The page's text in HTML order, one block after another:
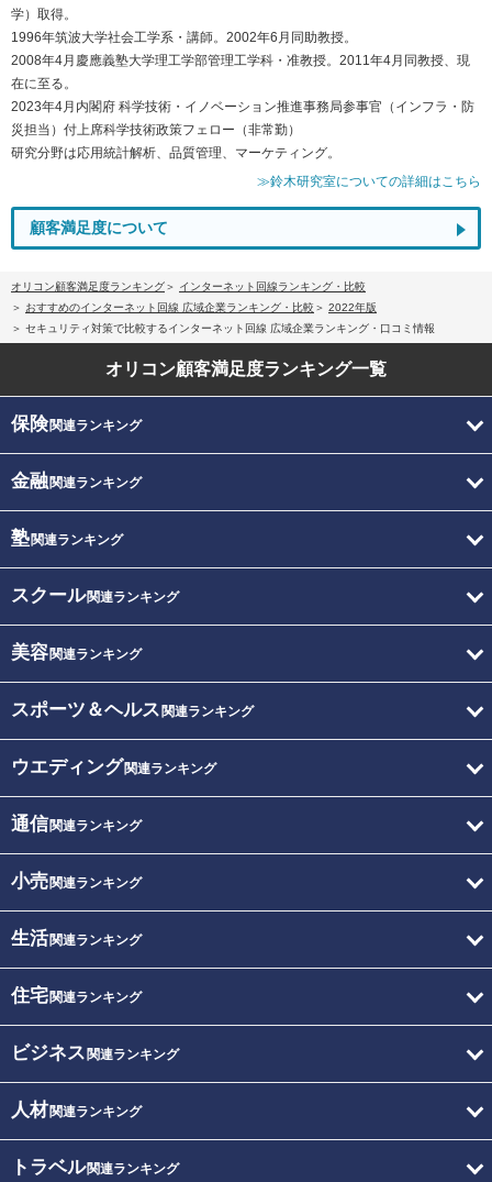
学）取得。
1996年筑波大学社会工学系・講師。2002年6月同助教授。
2008年4月慶應義塾大学理工学部管理工学科・准教授。2011年4月同教授、現
在に至る。
2023年4月内閣府 科学技術・イノベーション推進事務局参事官（インフラ・防
災担当）付上席科学技術政策フェロー（非常勤）
研究分野は応用統計解析、品質管理、マーケティング。
≫鈴木研究室についての詳細はこちら
顧客満足度について
オリコン顧客満足度ランキング
インターネット回線ランキング・比較
おすすめのインターネット回線 広域企業ランキング・比較
2022年版
セキュリティ対策で比較するインターネット回線 広域企業ランキング・口コミ情報
オリコン顧客満足度ランキング一覧
保険関連ランキング
金融関連ランキング
塾関連ランキング
スクール関連ランキング
美容関連ランキング
スポーツ＆ヘルス 関連ランキング
ウエディング関連ランキング
通信関連ランキング
小売関連ランキング
生活関連ランキング
住宅関連ランキング
ビジネス 関連ランキング
人材関連ランキング
トラベル関連ランキング